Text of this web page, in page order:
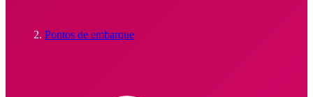
Pontos de embarque